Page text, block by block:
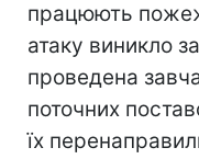
працюють
атаку виникло
проведена
поточних
їх